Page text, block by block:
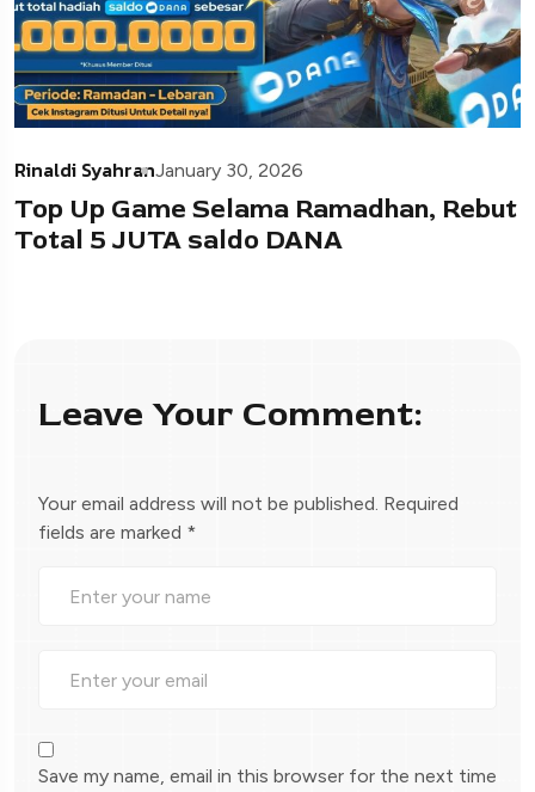
Rinaldi SyahranJanuary 30, 2026
Top Up Game Selama Ramadhan, Rebut
Total 5 JUTA saldo DANA
Leave Your Comment:
Your email address will not be published. Required
fields are marked *
Save my name, email in this browser for the next time